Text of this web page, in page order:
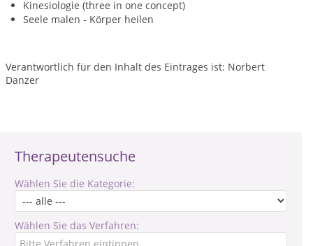
Therapeutensuche
Wählen Sie die Kategorie:
Wählen Sie das Verfahren:
Kinesiologie (three in one concept)
Seele malen - Körper heilen
Verantwortlich für den Inhalt des Eintrages ist: Norbert
Danzer